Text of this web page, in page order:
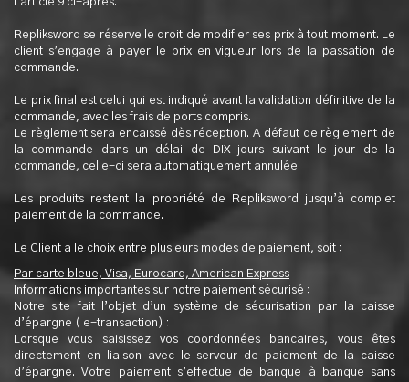
Repliksword se réserve le droit de modifier ses prix à tout moment. Le
client s’engage à payer le prix en vigueur lors de la passation de
commande.
Le prix final est celui qui est indiqué avant la validation définitive de la
commande, avec les frais de ports compris.
Le règlement sera encaissé dès réception. A défaut de règlement de
la commande dans un délai de DIX jours suivant le jour de la
commande, celle-ci sera automatiquement annulée.
Les produits restent la propriété de Repliksword jusqu’à complet
paiement de la commande.
Le Client a le choix entre plusieurs modes de paiement, soit :
Par carte bleue, Visa, Eurocard, American Express
Informations importantes sur notre paiement sécurisé :
Notre site fait l’objet d’un système de sécurisation par la caisse
d’épargne ( e-transaction) :
Lorsque vous saisissez vos coordonnées bancaires, vous êtes
directement en liaison avec le serveur de paiement de la caisse
d’épargne. Votre paiement s’effectue de banque à banque sans